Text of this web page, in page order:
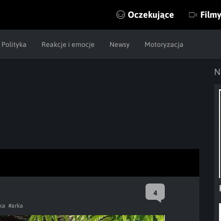
Oczekujące Filmy
Polityka Reakcje i emocje Newsy Motoryzacja
4
#arka